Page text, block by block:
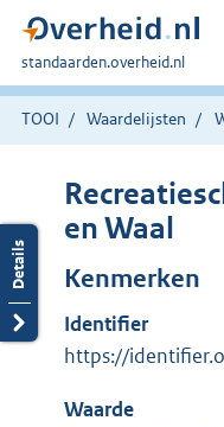
U
bent
hier:
standaarden.overheid.nl
TOOI Waardelijsten
en Waal
Kenmerken
Identifier
https://
Waarde